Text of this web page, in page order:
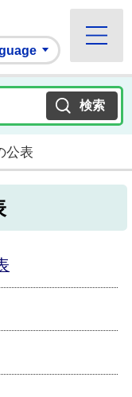
町ホームページ
公表